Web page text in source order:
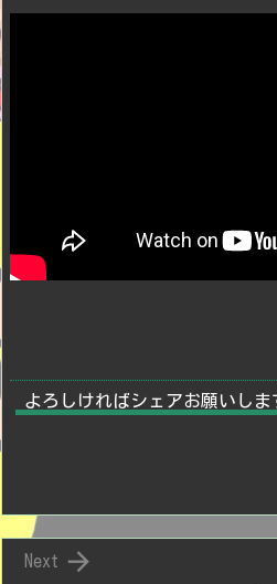
よろしければシェアお願いしま

Next